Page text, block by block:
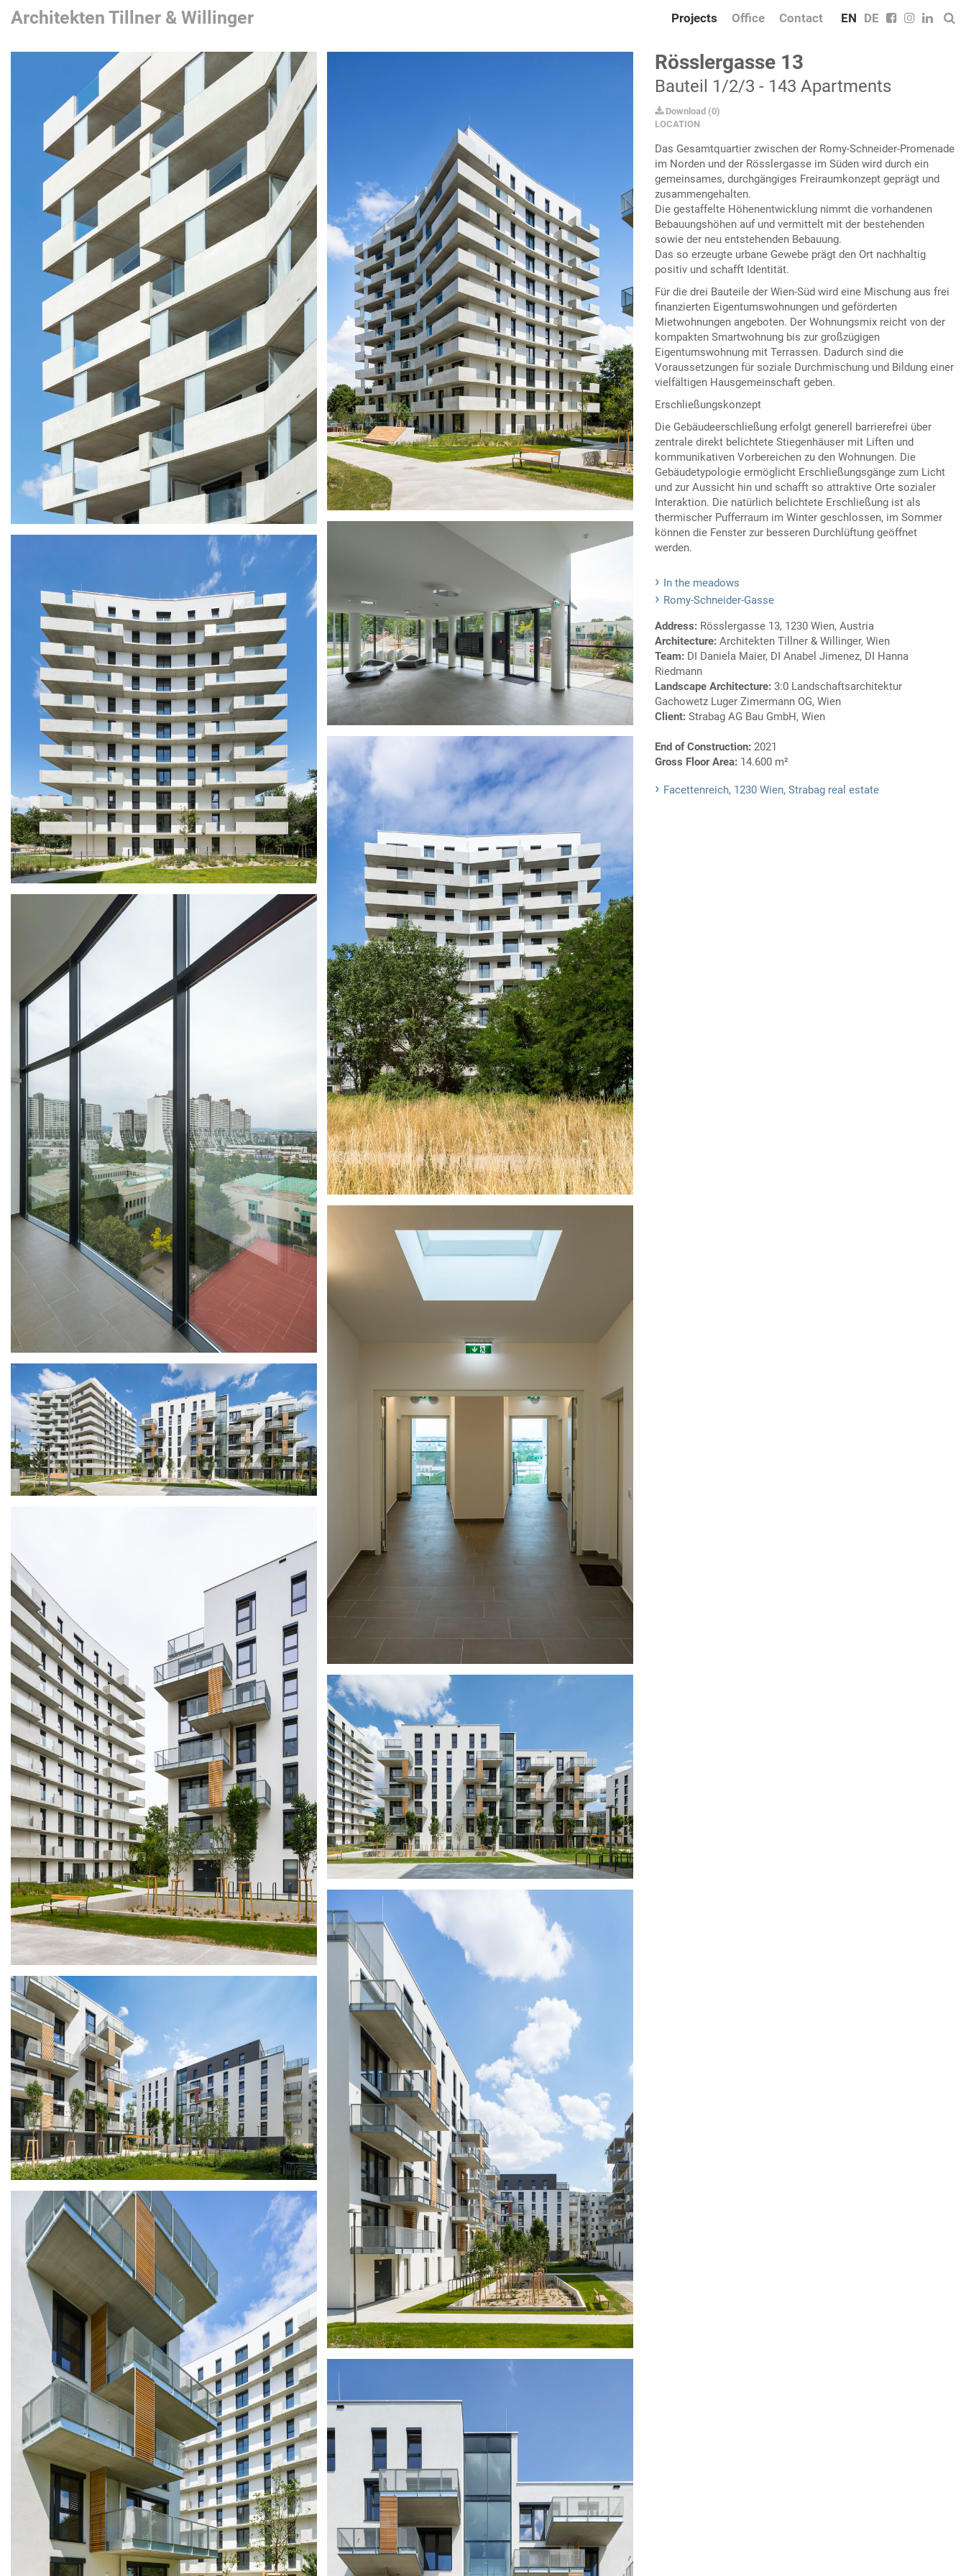
Architekten Tillner & Willinger Projects Office Contact EN DE
Rösslergasse 13
Bauteil 1/2/3 - 143 Apartments
Download (0)
LOCATION
Das Gesamtquartier zwischen der Romy-Schneider-Promenade
im Norden und der Rösslergasse im Süden wird durch ein
gemeinsames, durchgängiges Freiraumkonzept geprägt und
zusammengehalten.
Die gestaffelte Höhenentwicklung nimmt die vorhandenen
Bebauungshöhen auf und vermittelt mit der bestehenden
sowie der neu entstehenden Bebauung.
Das so erzeugte urbane Gewebe prägt den Ort nachhaltig
positiv und schafft Identität.
Für die drei Bauteile der Wien-Süd wird eine Mischung aus frei
finanzierten Eigentumswohnungen und geförderten
Mietwohnungen angeboten. Der Wohnungsmix reicht von der
kompakten Smartwohnung bis zur großzügigen
Eigentumswohnung mit Terrassen. Dadurch sind die
Voraussetzungen für soziale Durchmischung und Bildung einer
vielfältigen Hausgemeinschaft geben.
Erschließungskonzept
Die Gebäudeerschließung erfolgt generell barrierefrei über
zentrale direkt belichtete Stiegenhäuser mit Liften und
kommunikativen Vorbereichen zu den Wohnungen. Die
Gebäudetypologie ermöglicht Erschließungsgänge zum Licht
und zur Aussicht hin und schafft so attraktive Orte sozialer
Interaktion. Die natürlich belichtete Erschließung ist als
thermischer Pufferraum im Winter geschlossen, im Sommer
können die Fenster zur besseren Durchlüftung geöffnet
werden.
In the meadows
Romy-Schneider-Gasse
Address: Rösslergasse 13, 1230 Wien, Austria
Architecture: Architekten Tillner & Willinger, Wien
Team: DI Daniela Maier, DI Anabel Jimenez, DI Hanna
Riedmann
Landscape Architecture: 3:0 Landschaftsarchitektur
Gachowetz Luger Zimermann OG, Wien
Client: Strabag AG Bau GmbH, Wien
End of Construction: 2021
Gross Floor Area: 14.600 m²
Facettenreich, 1230 Wien, Strabag real estate